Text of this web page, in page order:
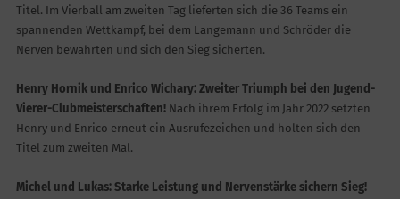
Titel. Im Vierball am zweiten Tag lieferten sich die 36 Teams ein
spannenden Wettkampf, bei dem Langemann und Schröder die
Nerven bewahrten und sich den Sieg sicherten.
Henry Hornik und Enrico Wichary: Zweiter Triumph bei den Jugend-
Vierer-Clubmeisterschaften!Nach ihrem Erfolg im Jahr 2022 setzten
Henry und Enrico erneut ein Ausrufezeichen und holten sich den
Titel zum zweiten Mal.
Michel und Lukas: Starke Leistung und Nervenstärke sichern Sieg!